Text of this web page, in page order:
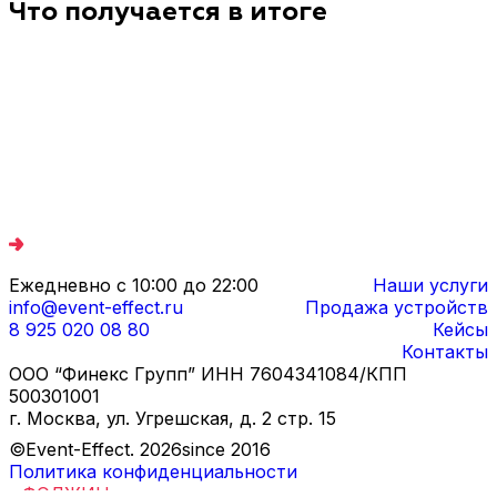
запустить трековые гонки как готовый
сопровождаем сделку под формат социальных
Что получается в итоге
Ежедневно с 10:00 до 22:00
info@event-effect.ru
8 925 020 08 80
Наши услуги
Продажа устройств
Кейсы
Контакты
ООО “Финекс Групп” ИНН 7604341084/КПП
500301001
г. Москва, ул. Угрешская, д. 2 стр. 15
©Event-Effect. 2026since 2016
Политика конфиденциальности